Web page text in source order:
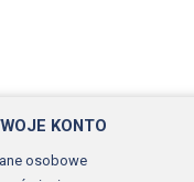
KONTO
osobowe